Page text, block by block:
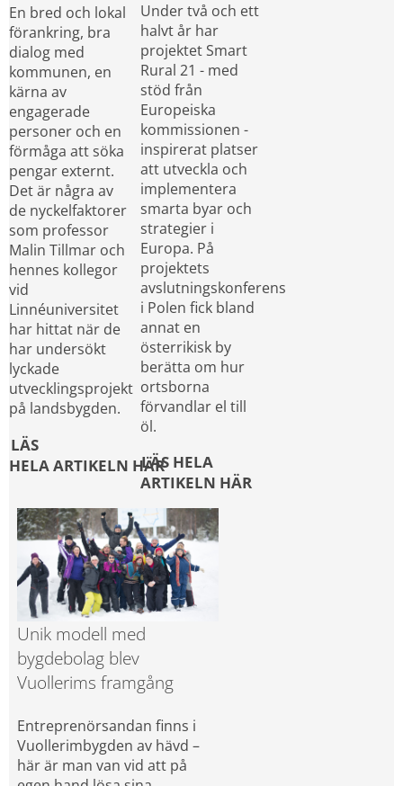
En bred och lokal
förankring, bra
dialog med
kommunen, en
kärna av
engagerade
personer och en
förmåga att söka
pengar externt.
Det är några av
de nyckelfaktorer
som professor
Malin Tillmar och
hennes kollegor
vid
Linnéuniversitet
har hittat när de
har undersökt
lyckade
utvecklingsprojekt
på landsbygden.
LÄS
HELA ARTIKELN HÄR
Under två och ett
halvt år har
projektet Smart
Rural 21 - med
stöd från
Europeiska
kommissionen -
inspirerat platser
att utveckla och
implementera
smarta byar och
strategier i
Europa. På
projektets
avslutningskonferens
i Polen fick bland
annat en
österrikisk by
berätta om hur
ortsborna
förvandlar el till
öl.
LÄS HELA
ARTIKELN HÄR
Unik modell med
bygdebolag blev
Vuollerims framgång
Entreprenörsandan finns i
Vuollerimbygden av hävd –
här är man van vid att på